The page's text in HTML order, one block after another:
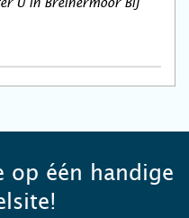
U in Breinermoor Bij
op één handige